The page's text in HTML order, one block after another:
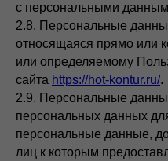
с персональными
2.8. Персональные
относящаяся прямо или
или определяемому
сайта https://hot-kontur.ru/.
2.9. Персональные
персональных данных
персональные данные,
лиц к которым